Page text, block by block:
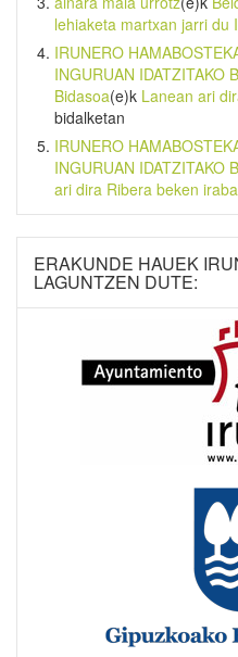
lehiaketa martxan jarri du
IRUNERO
INGURUAN IDATZITAKO
Bidasoa(e)k Lanean ari
bidalketan
IRUNERO
INGURUAN IDATZITAKO
ari dira Ribera beken
ERAKUNDE HAUEK
LAGUNTZEN DUTE: